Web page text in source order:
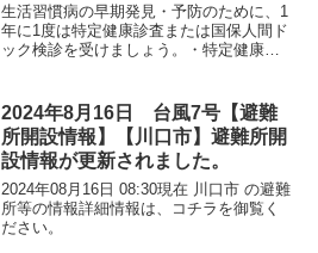
生活習慣病の早期発見・予防のために、1
年に1度は特定健康診査または国保人間ド
ック検診を受けましょう。・特定健康診
査についてのお問い合わせはこちらへ特
定健診コールセンタ...
2024年8月16日 台風7号【避難
所開設情報】【川口市】避難所開
設情報が更新されました。
2024年08月16日 08:30現在 川口市 の避難
所等の情報詳細情報は、コチラを御覧く
ださい。